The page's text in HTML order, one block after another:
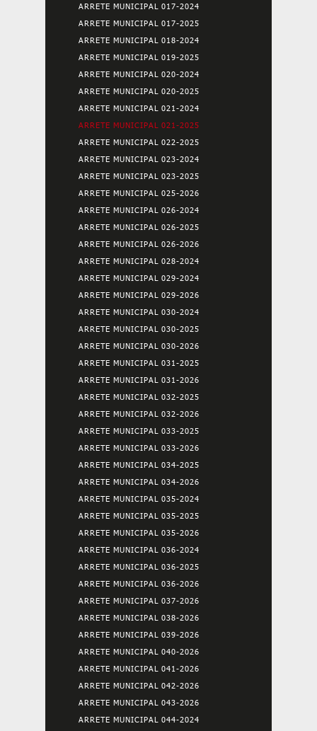
ARRETE MUNICIPAL 017-2024
ARRETE MUNICIPAL 017-2025
ARRETE MUNICIPAL 018-2024
ARRETE MUNICIPAL 019-2025
ARRETE MUNICIPAL 020-2024
ARRETE MUNICIPAL 020-2025
ARRETE MUNICIPAL 021-2024
ARRETE MUNICIPAL 021-2025
ARRETE MUNICIPAL 022-2025
ARRETE MUNICIPAL 023-2024
ARRETE MUNICIPAL 023-2025
ARRETE MUNICIPAL 025-2026
ARRETE MUNICIPAL 026-2024
ARRETE MUNICIPAL 026-2025
ARRETE MUNICIPAL 026-2026
ARRETE MUNICIPAL 028-2024
ARRETE MUNICIPAL 029-2024
ARRETE MUNICIPAL 029-2026
ARRETE MUNICIPAL 030-2024
ARRETE MUNICIPAL 030-2025
ARRETE MUNICIPAL 030-2026
ARRETE MUNICIPAL 031-2025
ARRETE MUNICIPAL 031-2026
ARRETE MUNICIPAL 032-2025
ARRETE MUNICIPAL 032-2026
ARRETE MUNICIPAL 033-2025
ARRETE MUNICIPAL 033-2026
ARRETE MUNICIPAL 034-2025
ARRETE MUNICIPAL 034-2026
ARRETE MUNICIPAL 035-2024
ARRETE MUNICIPAL 035-2025
ARRETE MUNICIPAL 035-2026
ARRETE MUNICIPAL 036-2024
ARRETE MUNICIPAL 036-2025
ARRETE MUNICIPAL 036-2026
ARRETE MUNICIPAL 037-2026
ARRETE MUNICIPAL 038-2026
ARRETE MUNICIPAL 039-2026
ARRETE MUNICIPAL 040-2026
ARRETE MUNICIPAL 041-2026
ARRETE MUNICIPAL 042-2026
ARRETE MUNICIPAL 043-2026
ARRETE MUNICIPAL 044-2024